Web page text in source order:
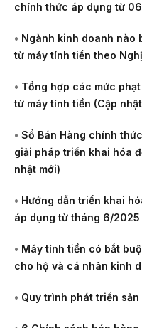
chính thức áp dụng từ
• Ngành kinh doanh nào
từ máy tính tiền theo
• Tổng hợp các mức
từ máy tính tiền (Cập
• Sổ Bán Hàng chính
giải pháp triển khai hóa
nhật mới)
• Hướng dẫn triển khai
áp dụng từ tháng 6/2025
• Máy tính tiền có bắt
cho hộ và cá nhân kinh
• Quy trình phát triển